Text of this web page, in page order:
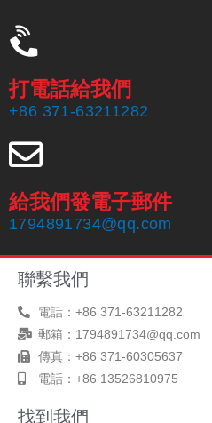
打電話給我們
+86 371-63211282
給我們發電子郵件
1794891734@qq.com
鄭州海旭磨料磨俱有限公司成立於
和一支經驗豐富的銷售團隊，專業
聯繫我們
電話：+86 371-63211282
郵箱：1794891734@qq.com
傳真：+86 371-60305637
電話：+86 13526810975
找到我們